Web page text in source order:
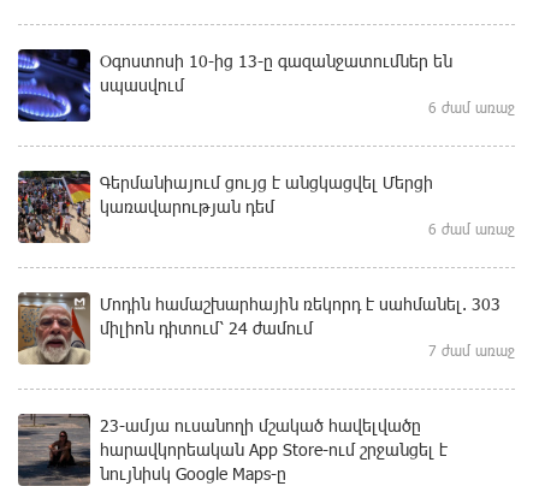
Օգոստոսի 10-ից 13-ը գազանջատումներ են
սպասվում
6 ժամ առաջ
Գերմանիայում ցույց է անցկացվել Մերցի
կառավարության դեմ
6 ժամ առաջ
Մոդին համաշխարհային ռեկորդ է սահմանել. 303
միլիոն դիտում՝ 24 ժամում
7 ժամ առաջ
23-ամյա ուսանողի մշակած հավելվածը
հարավկորեական App Store-ում շրջանցել է
նույնիսկ Google Maps-ը